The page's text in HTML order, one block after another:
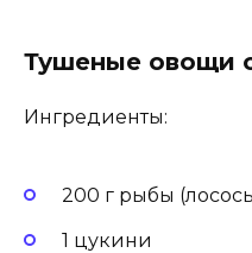
Тушеные овощи
Ингредиенты:
200 г рыбы
1 цукини